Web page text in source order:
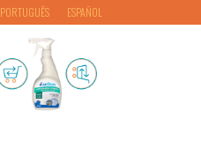
PORTUGUÊS ESPAÑOL